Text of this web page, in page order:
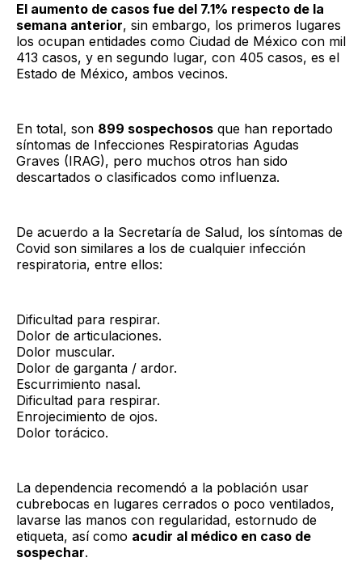
El aumento de casos fue del 7.1% respecto de la
semana anterior, sin embargo, los primeros lugares
los ocupan entidades como Ciudad de México con mil
413 casos, y en segundo lugar, con 405 casos, es el
Estado de México, ambos vecinos.
En total, son 899 sospechosos que han reportado
síntomas de Infecciones Respiratorias Agudas
Graves (IRAG), pero muchos otros han sido
descartados o clasificados como influenza.
De acuerdo a la Secretaría de Salud, los síntomas de
Covid son similares a los de cualquier infección
respiratoria, entre ellos:
Dificultad para respirar.
Dolor de articulaciones.
Dolor muscular.
Dolor de garganta / ardor.
Escurrimiento nasal.
Dificultad para respirar.
Enrojecimiento de ojos.
Dolor torácico.
La dependencia recomendó a la población usar
cubrebocas en lugares cerrados o poco ventilados,
lavarse las manos con regularidad, estornudo de
etiqueta, así como acudir al médico en caso de
sospechar.